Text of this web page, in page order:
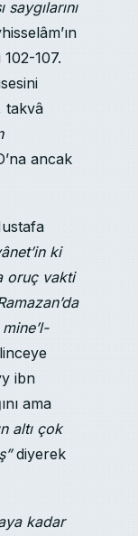
107.
takvâ
ancak
ki
oruç vakti
ibn
ama
altı çok
diyerek
kadar